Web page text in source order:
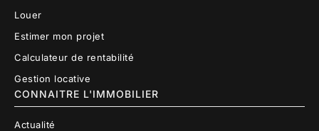
Louer
Estimer mon projet
Calculateur de rentabilité
Gestion locative
CONNAITRE L'IMMOBILIER
Actualité